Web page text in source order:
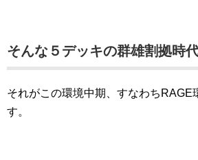
そんな５デッキの群雄割拠時
それがこの環境中期、すなわちRAGE
す。